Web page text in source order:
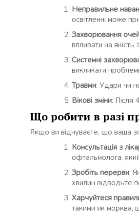
Неправильне
освітленні може
Захворювання
впливати на якість
Системні
викликати
Травми: Удари чи
Вікові зміни: Після
Що робити в разі
Якщо ви відчуваєте, що ваша
Консультація з
офтальмолога,
Зробіть перерви:
хвилин відводьте
Харчуйтеся
такими як морква,